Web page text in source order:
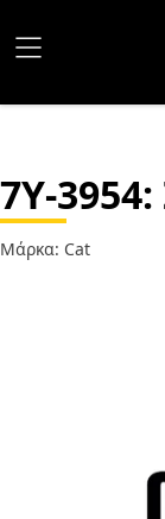
7Y-3954:
Μάρκα: Cat